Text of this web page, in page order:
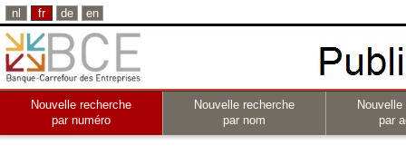
nl fr de en
Nouvelle recherche
par numéro
Nouvelle recherche
par nom
par